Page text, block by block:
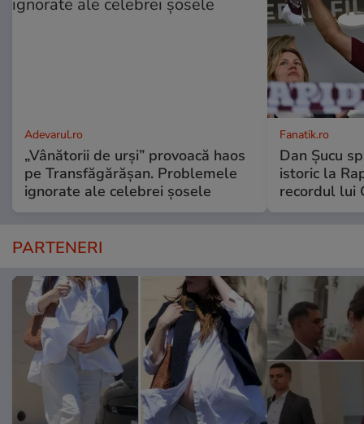
Adevarul.ro
„Vânătorii de urși” provoacă haos
pe Transfăgărășan. Problemele
ignorate ale celebrei șosele
Fanatik.ro
Dan Șucu
istoric la
recordul lui
PARTENERI